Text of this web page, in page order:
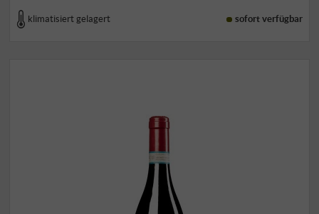
klimatisiert gelagert sofort verfügbar